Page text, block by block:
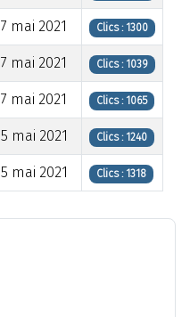
7 mai 2021 Clics : 1300
7 mai 2021 Clics : 1039
7 mai 2021 Clics : 1065
5 mai 2021 Clics : 1240
5 mai 2021 Clics : 1318